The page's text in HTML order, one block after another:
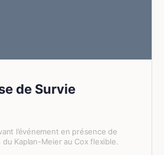
de Survie
l’événement en présence de
Kaplan-Meier au Cox flexible.